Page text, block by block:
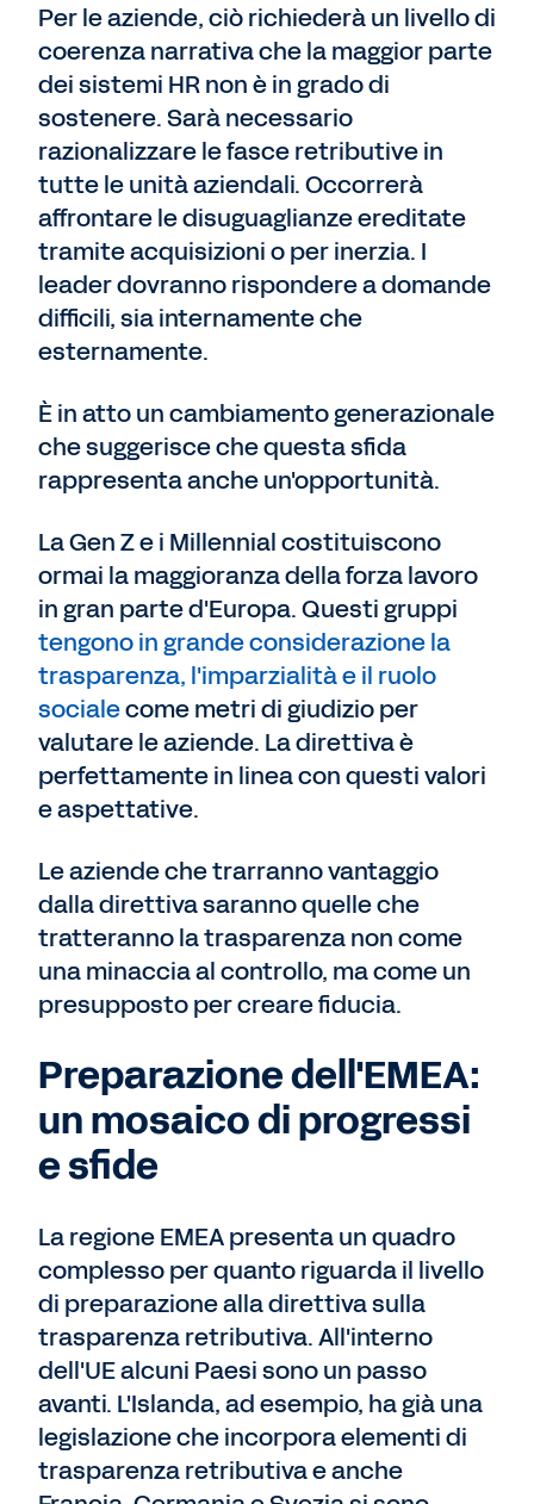
Per le aziende, ciò richiederà un livello di
coerenza narrativa che la maggior parte
dei sistemi HR non è in grado di
sostenere. Sarà necessario
razionalizzare le fasce retributive in
tutte le unità aziendali. Occorrerà
affrontare le disuguaglianze ereditate
tramite acquisizioni o per inerzia. I
leader dovranno rispondere a domande
difficili, sia internamente che
esternamente.
È in atto un cambiamento generazionale
che suggerisce che questa sfida
rappresenta anche un'opportunità.
La Gen Z e i Millennial costituiscono
ormai la maggioranza della forza lavoro
in gran parte d'Europa. Questi gruppi
tengono in grande considerazione la
trasparenza, l'imparzialità e il ruolo
socialecome metri di giudizio per
valutare le aziende. La direttiva è
perfettamente in linea con questi valori
e aspettative.
Le aziende che trarranno vantaggio
dalla direttiva saranno quelle che
tratteranno la trasparenza non come
una minaccia al controllo, ma come un
presupposto per creare fiducia.
Preparazione dell'EMEA:
un mosaico di progressi
e sfide
La regione EMEA presenta un quadro
complesso per quanto riguarda il livello
di preparazione alla direttiva sulla
trasparenza retributiva. All'interno
dell'UE alcuni Paesi sono un passo
avanti. L'Islanda, ad esempio, ha già una
legislazione che incorpora elementi di
trasparenza retributiva e anche